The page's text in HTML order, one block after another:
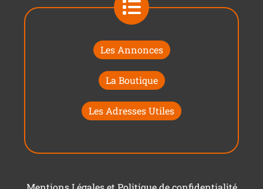
Les Annonces
La Boutique
Les Adresses Utiles